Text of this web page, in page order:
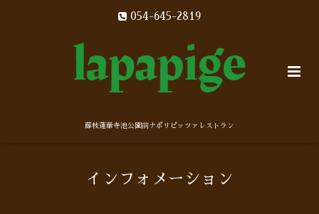
054-645-2819
藤枝蓮華寺池公園前ナポリピッツァレストラン
インフォメーション